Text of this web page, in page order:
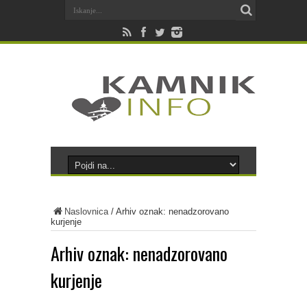
Naslovnica/ Arhiv oznak: nenadzorovano
kurjenje
Arhiv oznak: nenadzorovano
kurjenje